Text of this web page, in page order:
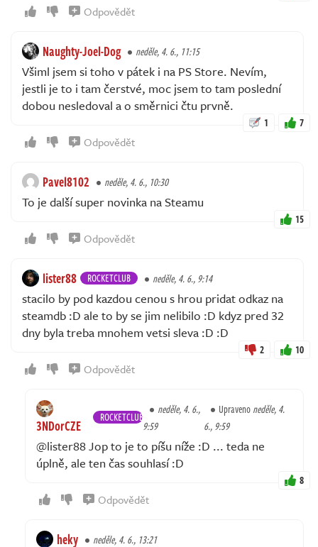
Odpovědět
Naughty-Joel-Dog neděle, 4. 6., 11:15
Všiml jsem si toho v pátek i na PS Store. Nevím,
jestli je to i tam čerstvé, moc jsem to tam poslední
dobou nesledoval a o směrnici čtu prvně.
1 7
Odpovědět
Pavel8102 neděle, 4. 6., 10:30
To je další super novinka na Steamu
15
Odpovědět
lister88 ROCKETCLUB neděle, 4. 6., 9:14
stacilo by pod kazdou cenou s hrou pridat odkaz na
steamdb :D ale to by se jim nelibilo :D kdyz pred 32
dny byla treba mnohem vetsi sleva :D :D
2 10
Odpovědět
3NDorCZE ROCKETCLUB
neděle, 4. 6.,
9:59
Upravenoneděle, 4.
6., 9:59
@lister88 Jop to je to píšu níže :D ... teda ne
úplně, ale ten čas souhlasí :D
8
Odpovědět
heky neděle, 4. 6., 13:21